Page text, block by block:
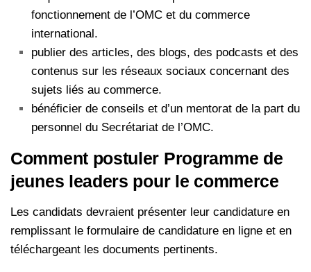
fonctionnement de l’OMC et du commerce
international.
publier des articles, des blogs, des podcasts et des
contenus sur les réseaux sociaux concernant des
sujets liés au commerce.
bénéficier de conseils et d’un mentorat de la part du
personnel du Secrétariat de l’OMC.
Comment postuler Programme de
jeunes leaders pour le commerce
Les candidats devraient présenter leur candidature en
remplissant le formulaire de candidature en ligne et en
téléchargeant les documents pertinents.